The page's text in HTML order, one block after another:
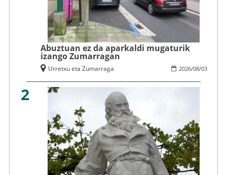
Abuztuan ez da aparkaldi mugaturik
izango Zumarragan
2026/08/03
Urretxu eta Zumarraga
2